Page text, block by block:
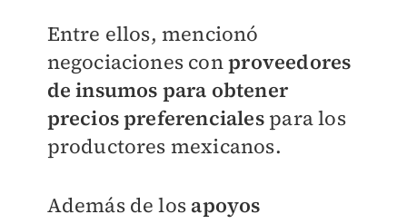
Entre ellos, mencionó
negociaciones conproveedores
de insumos para obtener
precios preferencialespara los
productores mexicanos.
Además de los apoyos